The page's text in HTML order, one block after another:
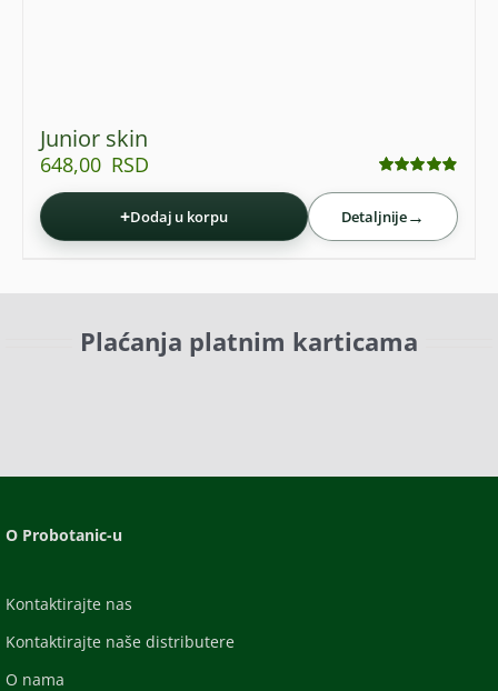
Junior skin
648,00 RSD
+Dodaj u korpu Detaljnije→
Plaćanja platnim karticama
O Probotanic-u
Kontaktirajte nas
Kontaktirajte naše distributere
O nama